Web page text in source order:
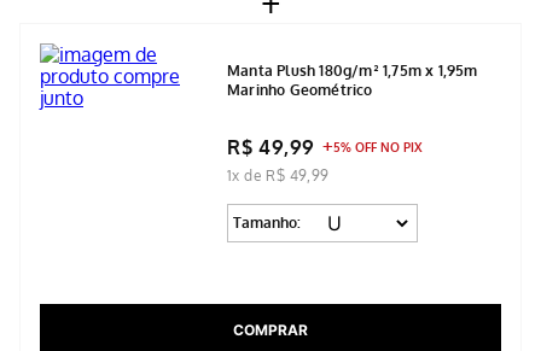
Manta Plush 180g/m² 1,75m x 1,95m
Marinho Geométrico
R$ 49,99 5% OFF NO PIX
1x de R$ 49,99
Tamanho:
COMPRAR